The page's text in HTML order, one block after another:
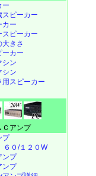
ー
スピーカー
カー
スピーカー
大きさ
ーカー
シン
シン
用スピーカー
Ｃアンプ
プ
６０/１２０W
ンプ
ンプ